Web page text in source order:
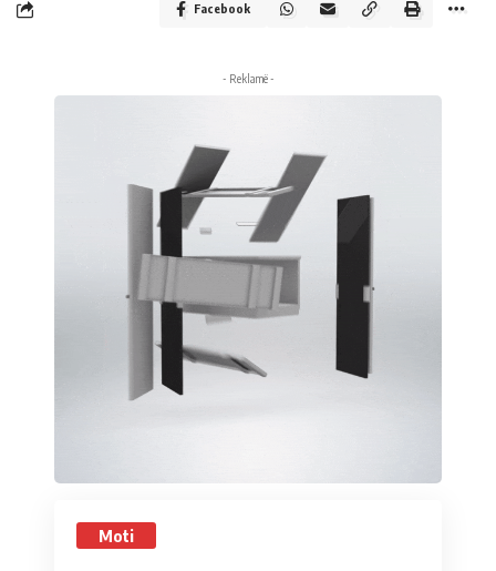
Facebook
- Reklamë -
Moti